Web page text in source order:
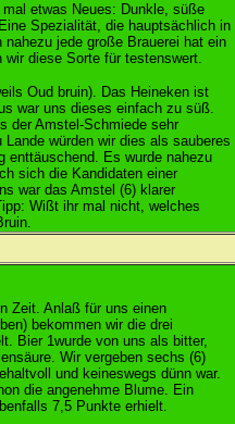
etwas Neues: Dunkle, süße
Spezialität, die hauptsächlich in
jede große Brauerei hat ein
wir diese Sorte für testenswert.
Oud bruin). Das Heineken ist
war uns dieses einfach zu süß.
der Amstel-Schmiede sehr
würden wir dies als sauberes
enttäuschend. Es wurde nahezu
sich die Kandidaten einer
war das Amstel (6) klarer
Wißt ihr mal nicht, welches
Zeit. Anlaß für uns einen
bekommen wir die drei
Bier 1wurde von uns als bitter,
Wir vergeben sechs (6)
und keineswegs dünn war.
die angenehme Blume. Ein
7,5 Punkte erhielt.